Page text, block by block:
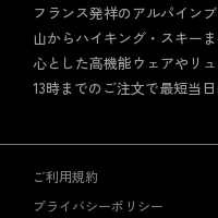
フランス発祥のアルパイン
山からハイキング・スキー
心とした高機能ウェアやリ
13時までのご注文で最短当日
ご利用規約
プライバシーポリシー